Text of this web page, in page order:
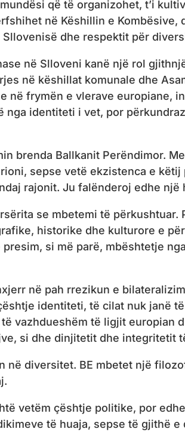
që të organizohet, t’i
në Këshillin e Kombësive,
dhe respektit për
në Slloveni kanë një rol
në këshillat komunale dhe
në frymën e vlerave europiane,
nga identiteti i vet, por
brenda Ballkanit Perëndimor.
sepse vetë ekzistenca e
rajonit. Ju falënderoj edhe një
se mbetemi të përkushtuar.
historike dhe kulturore e
si më parë, mbështetje
në pah rrezikun e
identiteti, të cilat nuk janë
vazhdueshëm të ligjit europian
si dhe dinjitetit dhe integritetit
në diversitet. BE mbetet një
vetëm çështje politike, por
të huaja, sepse të gjithë e